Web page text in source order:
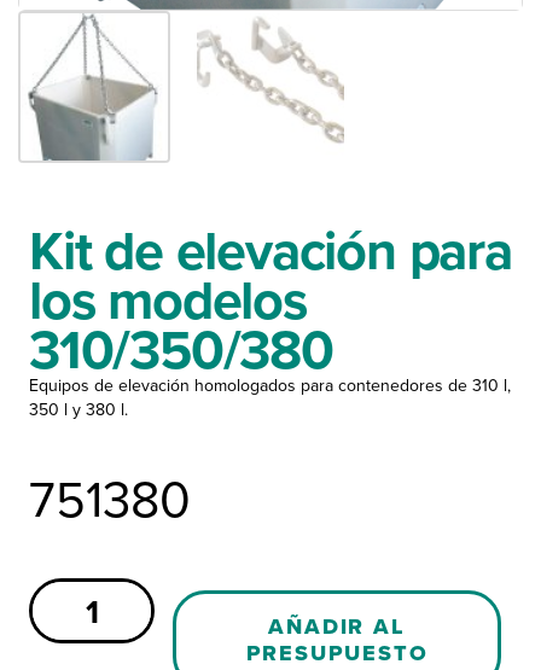
Kit de elevación para
los modelos
310/350/380
Equipos de elevación homologados para contenedores de 310 l,
350 l y 380 l.
751380
Kit
de
elevación
AÑADIR AL
PRESUPUESTO